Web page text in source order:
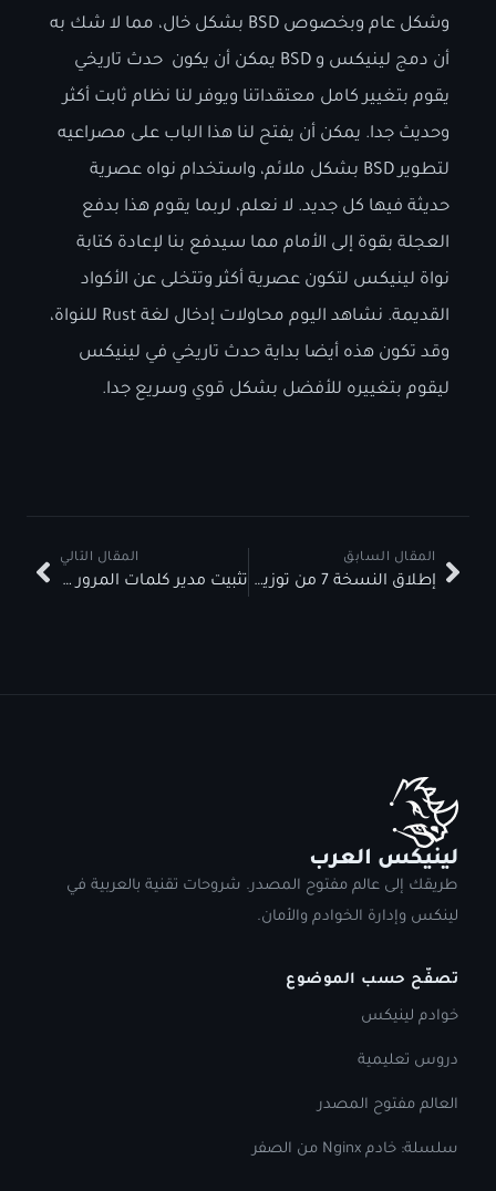
وشكل عام وبخصوص BSD بشكل خال، مما لا شك به
أن دمج لينيكس و BSD يمكن أن يكون حدث تاريخي
يقوم بتغيير كامل معتقداتنا ويوفر لنا نظام ثابت أكثر
وحديث جدا. يمكن أن يفتح لنا هذا الباب على مصراعيه
لتطوير BSD بشكل ملائم، واستخدام نواه عصرية
حديثة فيها كل جديد. لا نعلم، لربما يقوم هذا بدفع
العجلة بقوة إلى الأمام مما سيدفع بنا لإعادة كتابة
نواة لينيكس لتكون عصرية أكثر وتتخلى عن الأكواد
القديمة. نشاهد اليوم محاولات إدخال لغة Rust للنواة،
وقد تكون هذه أيضا بداية حدث تاريخي في لينيكس
ليقوم بتغييره للأفضل بشكل قوي وسريع جدا.
المقال السابق
إطلاق النسخة 7 من توزيعة Elementary OS
المقال التالي
تثبيت مدير كلمات المرور Vaultwarden
لينيكس العرب
طريقك إلى عالم مفتوح المصدر. شروحات تقنية بالعربية في
لينكس وإدارة الخوادم والأمان.
تصفّح حسب الموضوع
خوادم لينيكس
دروس تعليمية
العالم مفتوح المصدر
سلسلة: خادم Nginx من الصفر